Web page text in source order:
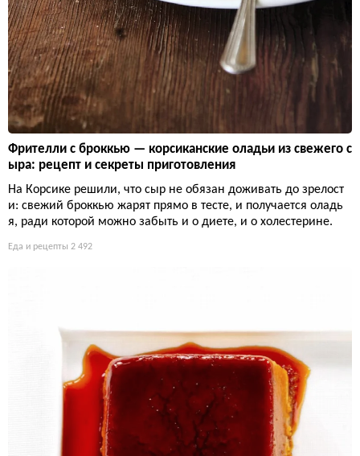
Фрителли с броккью — корсиканские оладьи из свежего с
ыра: рецепт и секреты приготовления
На Корсике решили, что сыр не обязан доживать до зрелост
и: свежий броккью жарят прямо в тесте, и получается оладь
я, ради которой можно забыть и о диете, и о холестерине.
Еда и рецепты 2 492